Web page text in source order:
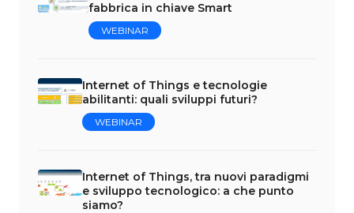
fabbrica in chiave Smart
WEBINAR
Internet of Things e tecnologie
abilitanti: quali sviluppi futuri?
WEBINAR
Internet of Things, tra nuovi paradigmi
e sviluppo tecnologico: a che punto
siamo?